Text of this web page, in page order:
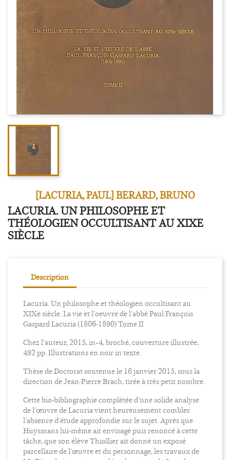
[LACURIA, PAUL] BERARD, BRUNO
LACURIA. UN PHILOSOPHE ET
THÉOLOGIEN OCCULTISANT AU XIXE
SIÈCLE
Description
Lacuria. Un philosophe et théologien occultisant au
XIXe siècle. La vie et l’oeuvre de l’abbé Paul François
Gaspard Lacuria (1806-1890) Tome II
Chez l’auteur, 2015, in–4, broché, couverture illustrée,
492 pp. Illustrations en noir in texte.
Thèse de Doctorat soutenue le 16 janvier 2015, sous la
direction de Jean-Pierre Brach, tirée à très petit nombre.
Cette bio-bibliographie complétée d’une solide analyse
de l’œuvre de Lacuria vient heureusement combler
l’absence d’étude approfondie sur le sujet. Après que
Huysmans lui-même ait envisagé puis renoncé à cette
tâche, que son élève Thiollier ait donné un exposé
parcellaire de l’œuvre et du personnage, les travaux de